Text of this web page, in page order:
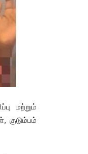
மற்றும்
குடும்பம்